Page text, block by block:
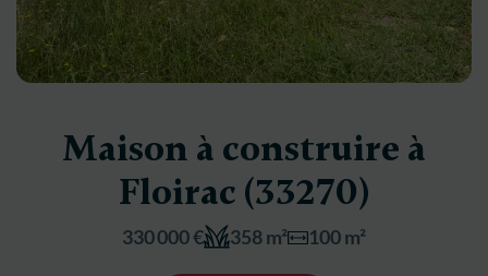
Maison à construire à
Floirac (33270)
330 000 € 358 m² 100 m²